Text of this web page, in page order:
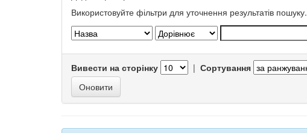
Використовуйте фільтри для уточнення результатів пошуку.
Вивести на сторінку | Сортування